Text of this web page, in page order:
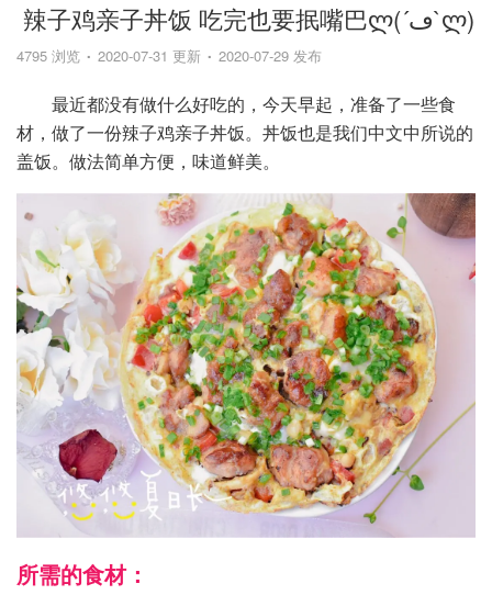
辣子鸡亲子丼饭 吃完也要抿嘴巴ლ(´ڡ`ლ)
4795 浏览 2020-07-31 更新 2020-07-29 发布
最近都没有做什么好吃的，今天早起，准备了一些食
材，做了一份辣子鸡亲子丼饭。丼饭也是我们中文中所说的
盖饭。做法简单方便，味道鲜美。
所需的食材：